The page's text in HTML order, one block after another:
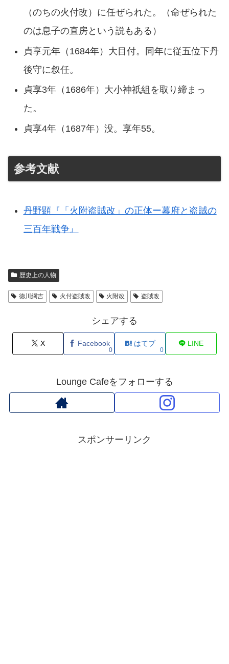
（のちの火付改）に任ぜられた。（命ぜられた
のは息子の直房という説もある）
貞享元年（1684年）大目付。同年に従五位下丹
後守に叙任。
貞享3年（1686年）大小神祇組を取り締まっ
た。
貞享4年（1687年）没。享年55。
参考文献
丹野顕『「火附盗賊改」の正体ー幕府と盗賊の
三百年戦争』
歴史上の人物
徳川綱吉 火付盗賊改 火附改 盗賊改
シェアする
X Facebook
0
はてブ
0
LINE
Lounge Cafeをフォローする
スポンサーリンク